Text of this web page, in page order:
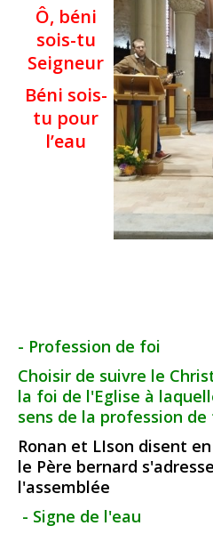
Ô, béni
sois-tu
Seigneur
Béni sois-
tu pour
l’eau
- Profession de foi
Choisir de suivre le
la foi de l'Eglise à
sens de la profession
Ronan et LIson disent
le Père bernard
l'assemblée
- Signe de l'eau